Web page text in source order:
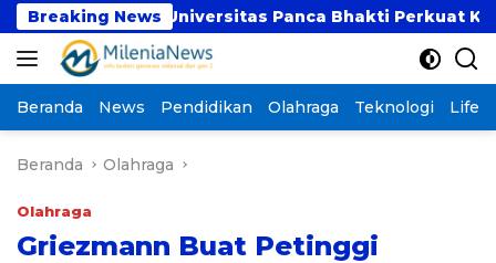
Langsung
ke
konten
Breaking News
UBSI dan Universitas Panca Bhakti Perkuat
Beranda News Pendidikan Olahraga Teknologi
Beranda Olahraga
Olahraga
Griezmann Buat Petinggi